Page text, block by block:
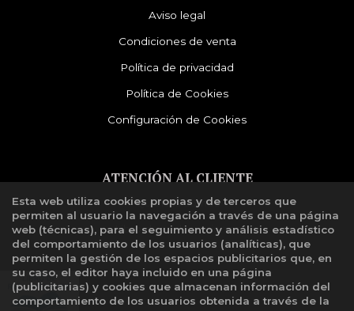
Aviso legal
Condiciones de venta
Política de privacidad
Política de Cookies
Configuración de Cookies
ATENCIÓN AL CLIENTE
Quiénes somos
Libro de reclamaciones
Esta web utiliza cookies propias y de terceros que
permiten al usuario la navegación a través de una página
web (técnicas), para el seguimiento y análisis estadístico
del comportamiento de los usuarios (analíticas), que
permiten la gestión de los espacios publicitarios que, en
su caso, el editor haya incluido en una página
(publicitarias) y cookies que almacenan información del
comportamiento de los usuarios obtenida a través de la